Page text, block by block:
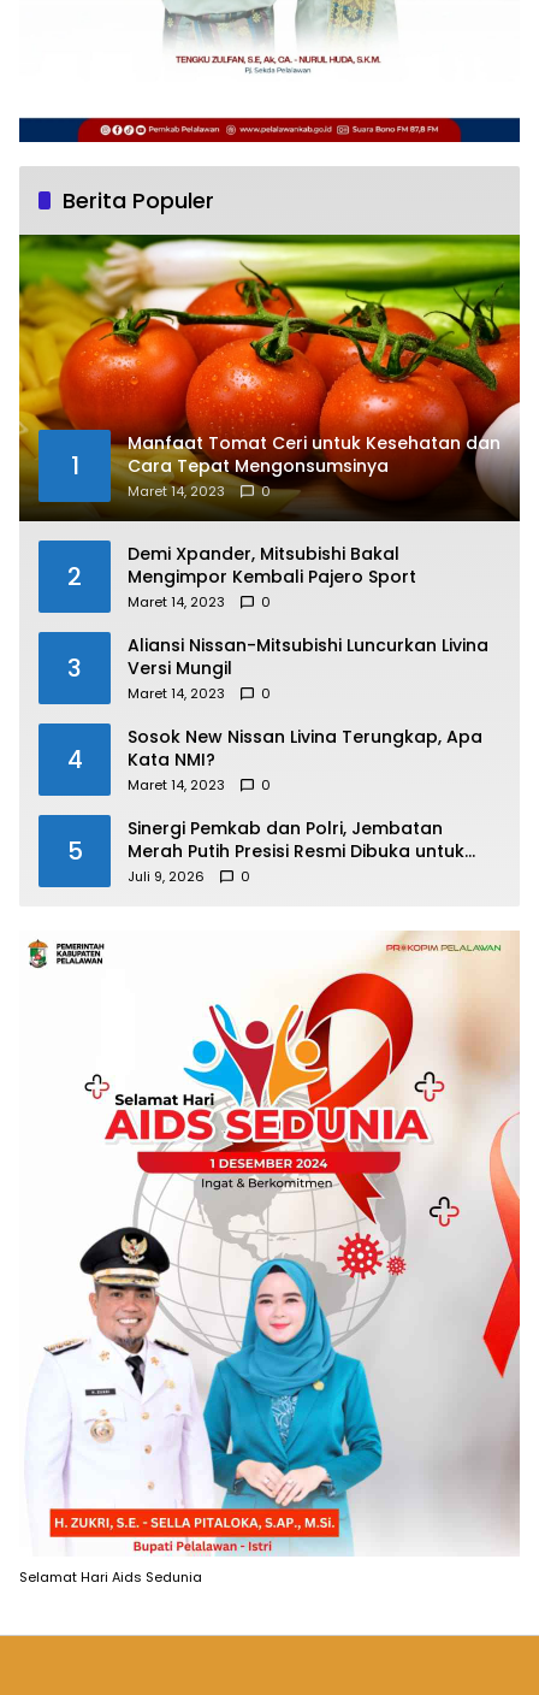
Berita Populer
1
Manfaat Tomat Ceri untuk Kesehatan dan
Cara Tepat Mengonsumsinya
Maret 14, 2023 0
2
Demi Xpander, Mitsubishi Bakal
Mengimpor Kembali Pajero Sport
Maret 14, 2023 0
3
Aliansi Nissan-Mitsubishi Luncurkan Livina
Versi Mungil
Maret 14, 2023 0
4
Sosok New Nissan Livina Terungkap, Apa
Kata NMI?
Maret 14, 2023 0
5
Sinergi Pemkab dan Polri, Jembatan
Merah Putih Presisi Resmi Dibuka untuk
Masyarakat Desa Rangsang
Juli 9, 2026 0
Selamat Hari Aids Sedunia